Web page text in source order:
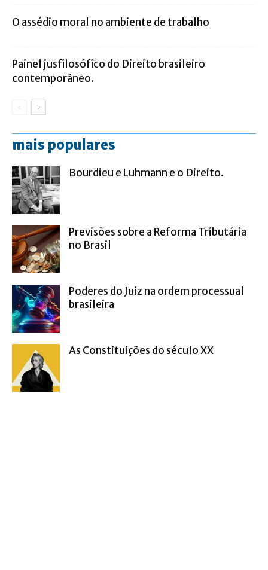
O assédio moral no ambiente de trabalho
Painel jusfilosófico do Direito brasileiro
contemporâneo.
mais populares
Bourdieu e Luhmann e o Direito.
Previsões sobre a Reforma Tributária
no Brasil
Poderes do Juiz na ordem processual
brasileira
As Constituições do século XX